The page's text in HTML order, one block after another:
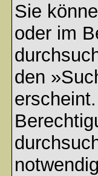
Sie
oder im
den